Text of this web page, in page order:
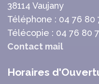
38114 Vaujany
Téléphone : 04 76 80
Télécopie : 04 76 80
Contact mail
Horaires